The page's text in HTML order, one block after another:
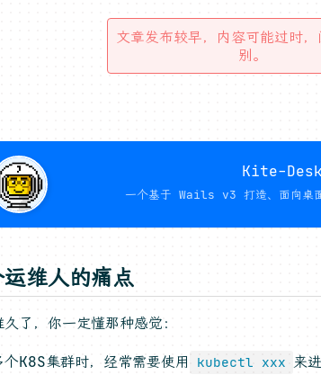
文章发布较早，内容可能过时
别。
Kite-
一个基于 Wails v3 打造、面向桌
维人的痛点
了，你一定懂那种感觉：
个K8S集群时，经常需要使用 kubectl xxx
来